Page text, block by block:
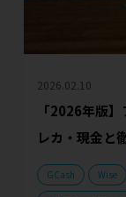
2026.02.10
「2026年版
レカ・現金と
GCash Wise